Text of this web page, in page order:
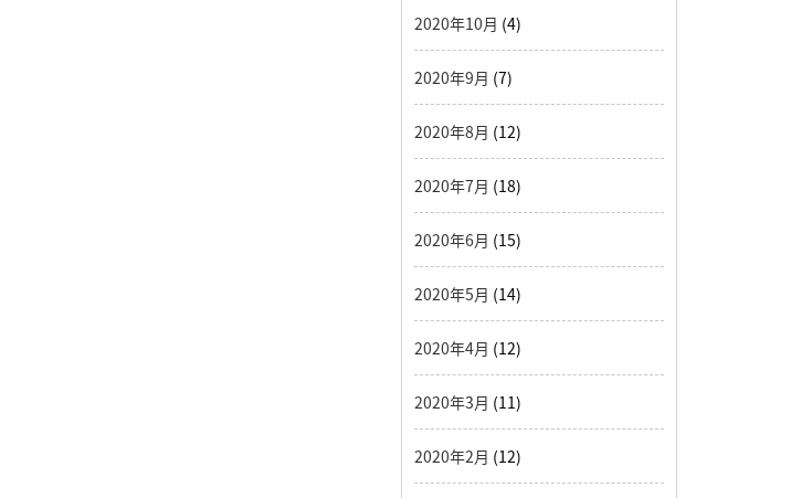
2020年10月 (4)
2020年9月 (7)
2020年8月 (12)
2020年7月 (18)
2020年6月 (15)
2020年5月 (14)
2020年4月 (12)
2020年3月 (11)
2020年2月 (12)